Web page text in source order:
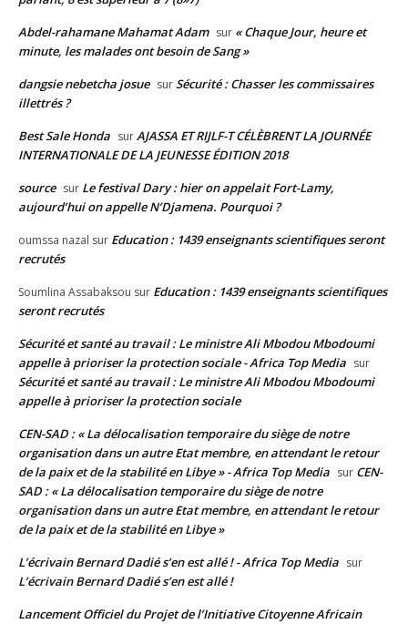
Abdel-rahamane Mahamat Adam sur « Chaque Jour, heure et
minute, les malades ont besoin de Sang »
dangsie nebetcha josue surSécurité : Chasser les commissaires
illettrés ?
Best Sale Honda surAJASSA ET RIJLF-T CÉLÈBRENT LA JOURNÉE
INTERNATIONALE DE LA JEUNESSE ÉDITION 2018
source sur Le festival Dary : hier on appelait Fort-Lamy,
aujourd’hui on appelle N’Djamena. Pourquoi ?
oumssa nazal sur Education : 1439 enseignants scientifiques seront
recrutés
Soumlina Assabaksou sur Education : 1439 enseignants scientifiques
seront recrutés
Sécurité et santé au travail : Le ministre Ali Mbodou Mbodoumi
appelle à prioriser la protection sociale - Africa Top Media sur
Sécurité et santé au travail : Le ministre Ali Mbodou Mbodoumi
appelle à prioriser la protection sociale
CEN-SAD : « La délocalisation temporaire du siège de notre
organisation dans un autre Etat membre, en attendant le retour
de la paix et de la stabilité en Libye » - Africa Top Media sur CEN-
SAD : « La délocalisation temporaire du siège de notre
organisation dans un autre Etat membre, en attendant le retour
de la paix et de la stabilité en Libye »
L’écrivain Bernard Dadié s’en est allé ! - Africa Top Media sur
L’écrivain Bernard Dadié s’en est allé !
Lancement Officiel du Projet de l’Initiative Citoyenne Africain